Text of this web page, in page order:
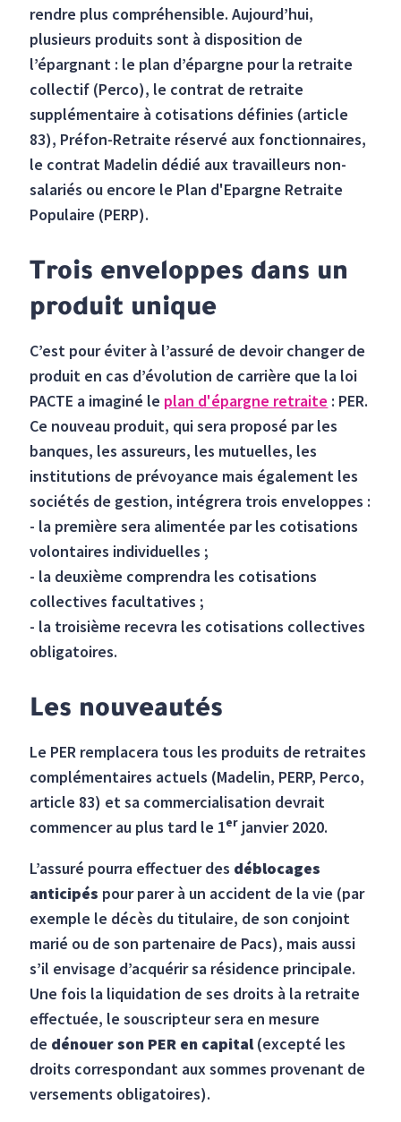
rendre plus compréhensible. Aujourd’hui,
plusieurs produits sont à disposition de
l’épargnant : le plan d’épargne pour la retraite
collectif (Perco), le contrat de retraite
supplémentaire à cotisations définies (article
83), Préfon-Retraite réservé aux fonctionnaires,
le contrat Madelin dédié aux travailleurs non-
salariés ou encore le Plan d'Epargne Retraite
Populaire (PERP).
Trois enveloppes dans un
produit unique
C’est pour éviter à l’assuré de devoir changer de
produit en cas d’évolution de carrière que la loi
PACTE a imaginé le plan d'épargne retraite : PER.
Ce nouveau produit, qui sera proposé par les
banques, les assureurs, les mutuelles, les
institutions de prévoyance mais également les
sociétés de gestion, intégrera trois enveloppes :
- la première sera alimentée par les cotisations
volontaires individuelles ;
- la deuxième comprendra les cotisations
collectives facultatives ;
- la troisième recevra les cotisations collectives
obligatoires.
Les nouveautés
Le PER remplacera tous les produits de retraites
complémentaires actuels (Madelin, PERP, Perco,
article 83) et sa commercialisation devrait
commencer au plus tard le 1er janvier 2020.
L’assuré pourra effectuer des déblocages
anticipés pour parer à un accident de la vie (par
exemple le décès du titulaire, de son conjoint
marié ou de son partenaire de Pacs), mais aussi
s’il envisage d’acquérir sa résidence principale.
Une fois la liquidation de ses droits à la retraite
effectuée, le souscripteur sera en mesure
de dénouer son PER en capital(excepté les
droits correspondant aux sommes provenant de
versements obligatoires).